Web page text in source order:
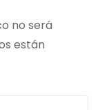
no será
están